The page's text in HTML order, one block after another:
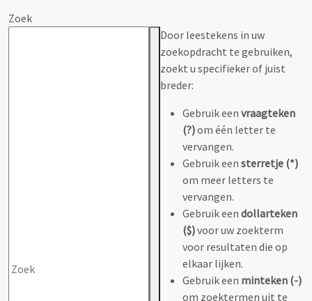
Zoek
Door leestekens in uw
zoekopdracht te gebruiken,
zoekt u specifieker of juist
breder:
Gebruik een vraagteken
(?)om één letter te
vervangen.
Gebruik een sterretje (*)
om meer letters te
vervangen.
Gebruik een dollarteken
($)voor uw zoekterm
voor resultaten die op
elkaar lijken.
Gebruik een minteken (-)
om zoektermen uit te